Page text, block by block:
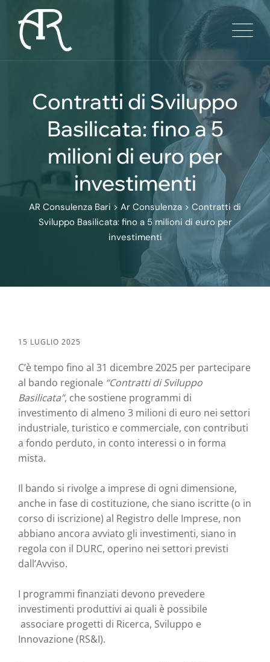
content
Contratti di Sviluppo
Basilicata: fino a 5
milioni di euro per
investimenti
AR Consulenza Bari > Ar Consulenza > Contratti di
Sviluppo Basilicata: fino a 5 milioni di euro per
investimenti
15 LUGLIO 2025
C’è tempo fino al 31 dicembre 2025 per partecipare
al bando regionale “Contratti di Sviluppo
Basilicata”, che sostiene programmi di
investimento di almeno 3 milioni di euro nei settori
industriale, turistico e commerciale, con contributi
a fondo perduto, in conto interessi o in forma
mista.
Il bando si rivolge a imprese di ogni dimensione,
anche in fase di costituzione, che siano iscritte (o in
corso di iscrizione) al Registro delle Imprese, non
abbiano ancora avviato gli investimenti, siano in
regola con il DURC, operino nei settori previsti
dall’Avviso.
I programmi finanziati devono prevedere
investimenti produttivi ai quali è possibile
associare progetti di Ricerca, Sviluppo e
Innovazione (RS&I).